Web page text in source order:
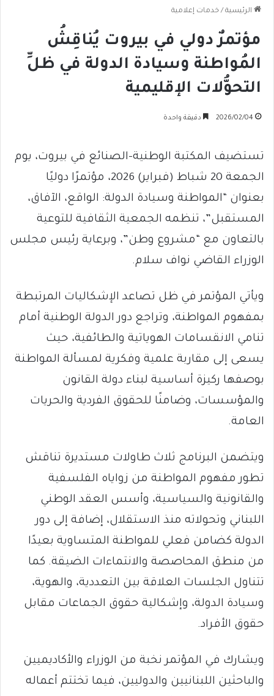
الرئيسية / خدمات إعلامية
مؤتمرٌ دولي في بيروت يُناقِشُ
المُواطنة وسيادة الدولة في ظلِّ
التحوُّلات الإقليمية
2026/02/04 دقيقة واحدة
تستضيف المكتبة الوطنية-الصنائع في بيروت، يوم
الجمعة 20 شباط (فبراير) 2026، مؤتمرًا دوليًا
بعنوان “المواطنة وسيادة الدولة: الواقع، الآفاق،
المستقبل”، تنظمه الجمعية الثقافية للتوعية
بالتعاون مع “مشروع وطن”، وبرعاية رئيس مجلس
الوزراء القاضي نواف سلام.
ويأتي المؤتمر في ظل تصاعد الإشكاليات المرتبطة
بمفهوم المواطنة، وتراجع دور الدولة الوطنية أمام
تنامي الانقسامات الهوياتية والطائفية، حيث
يسعى إلى مقاربة علمية وفكرية لمسألة المواطنة
بوصفها ركيزة أساسية لبناء دولة القانون
والمؤسسات، وضامنًا للحقوق الفردية والحريات
العامة.
ويتضمن البرنامج ثلاث طاولات مستديرة تناقش
تطور مفهوم المواطنة من زواياه الفلسفية
والقانونية والسياسية، وأسس العقد الوطني
اللبناني وتحولاته منذ الاستقلال، إضافة إلى دور
الدولة كضامن فعلي للمواطنة المتساوية بعيدًا
من منطق المحاصصة والانتماءات الضيقة. كما
تتناول الجلسات العلاقة بين التعددية، والهوية،
وسيادة الدولة، وإشكالية حقوق الجماعات مقابل
حقوق الأفراد.
ويشارك في المؤتمر نخبة من الوزراء والأكاديميين
والباحثين اللبنانيين والدوليين، فيما تختتم أعماله